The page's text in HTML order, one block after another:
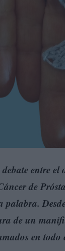
entre
de
de un
en